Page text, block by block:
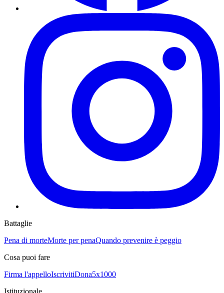
Battaglie
Pena di morteMorte per penaQuando prevenire è peggio
Cosa puoi fare
Firma l'appelloIscrivitiDona5x1000